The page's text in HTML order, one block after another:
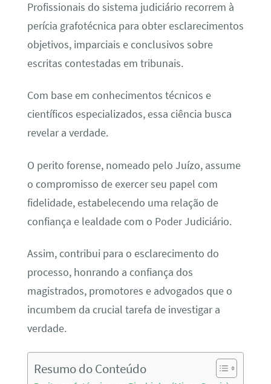
Profissionais do sistema judiciário recorrem à
perícia grafotécnica para obter esclarecimentos
objetivos, imparciais e conclusivos sobre
escritas contestadas em tribunais.
Com base em conhecimentos técnicos e
científicos especializados, essa ciência busca
revelar a verdade.
O perito forense, nomeado pelo Juízo, assume
o compromisso de exercer seu papel com
fidelidade, estabelecendo uma relação de
confiança e lealdade com o Poder Judiciário.
Assim, contribui para o esclarecimento do
processo, honrando a confiança dos
magistrados, promotores e advogados que o
incumbem da crucial tarefa de investigar a
verdade.
Resumo do Conteúdo